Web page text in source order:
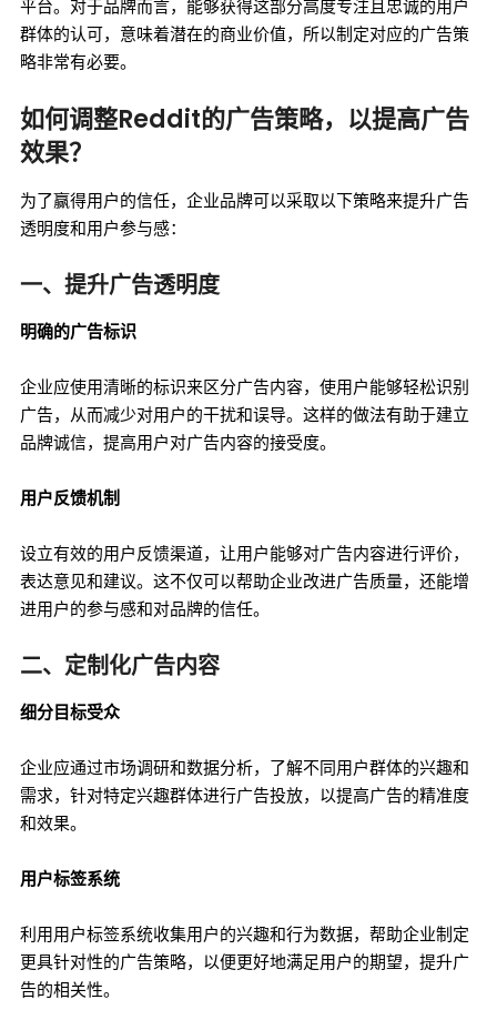
平台。对于品牌而言，能够获得这部分高度专注且忠诚的用户
群体的认可，意味着潜在的商业价值，所以制定对应的广告策
略非常有必要。
如何调整Reddit的广告策略，以提高广告
效果？
为了赢得用户的信任，企业品牌可以采取以下策略来提升广告
透明度和用户参与感：
一、提升广告透明度
明确的广告标识
企业应使用清晰的标识来区分广告内容，使用户能够轻松识别
广告，从而减少对用户的干扰和误导。这样的做法有助于建立
品牌诚信，提高用户对广告内容的接受度。
用户反馈机制
设立有效的用户反馈渠道，让用户能够对广告内容进行评价，
表达意见和建议。这不仅可以帮助企业改进广告质量，还能增
进用户的参与感和对品牌的信任。
二、定制化广告内容
细分目标受众
企业应通过市场调研和数据分析，了解不同用户群体的兴趣和
需求，针对特定兴趣群体进行广告投放，以提高广告的精准度
和效果。
用户标签系统
利用用户标签系统收集用户的兴趣和行为数据，帮助企业制定
更具针对性的广告策略，以便更好地满足用户的期望，提升广
告的相关性。